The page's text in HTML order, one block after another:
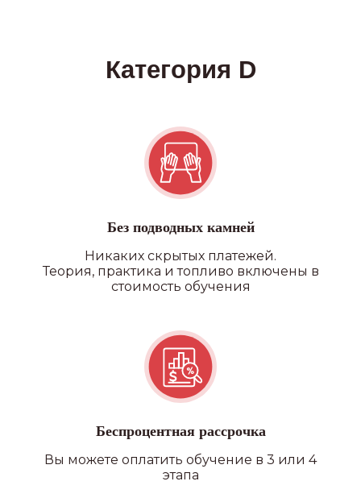
Без подводных камней
Никаких скрытых платежей.
Теория, практика и топливо включены в
стоимость обучения
Беспроцентная рассрочка
Вы можете оплатить обучение в 3 или 4
этапа